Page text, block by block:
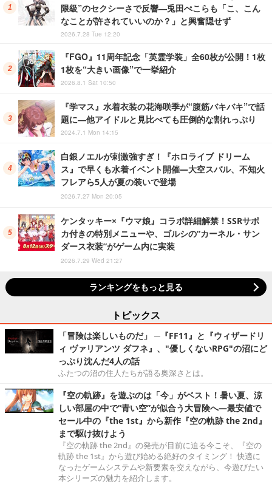
限級”のセクシーさで反響―兎田ぺこらも「こ、こん
なことが許されていいのか？」と興奮隠せず
2026.7.28 Tue 12:20
『FGO』11周年記念「英霊学装」全60枚が公開！1枚
1枚を“大きい画像”で一挙紹介
2026.8.1 Sat 10:50
『学マス』水着衣装の花海咲季が“腹筋バキバキ”で話
題に―他アイドルと見比べても圧倒的な割れっぷり
2024.7.1 Mon 14:15
白銀ノエルが刺激強すぎ！『ホロライブ ドリーム
ス』で早くも水着イベント開催―大空スバル、不知火
フレアら5人が夏の装いで登場
2026.7.27 Mon 20:05
ケンタッキー×『ウマ娘』コラボ詳細解禁！SSRサポ
カ付きの特別メニューや、ゴルシの“カーネル・サン
ダース衣装”がゲーム内に実装
2026.7.29 Wed 21:27
ランキングをもっと見る
トピックス
「冒険は楽しいものだ」 ─『FF11』と『ウィザードリ
ィ ヴァリアンツ ダフネ』、"優しくないRPG"の沼にど
っぷり沈んだ4人の話
ふたつの沼の住人たちが語る奥深さとは。
『空の軌跡』を遊ぶのは「今」がベスト！暑い夏、涼
しい部屋の中で“青い空”が似合う大冒険へ―最安値で
セール中の『the 1st』から新作『空の軌跡 the 2nd』
まで駆け抜けよう
『空の軌跡 the 2nd』の発売が目前に迫る今こそ、『空の
軌跡 the 1st』から遊び始める絶好のタイミング！ 快適に
なったゲームシステムや新要素を交えながら、今遊びたい
本シリーズの魅力を紹介します。